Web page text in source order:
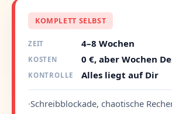
KOMPLETT SELBST
ZEIT 4–8 Wochen
KOSTEN 0 €, aber Wochen
KONTROLLE Alles liegt auf Dir
·Schreibblockade, chaotische